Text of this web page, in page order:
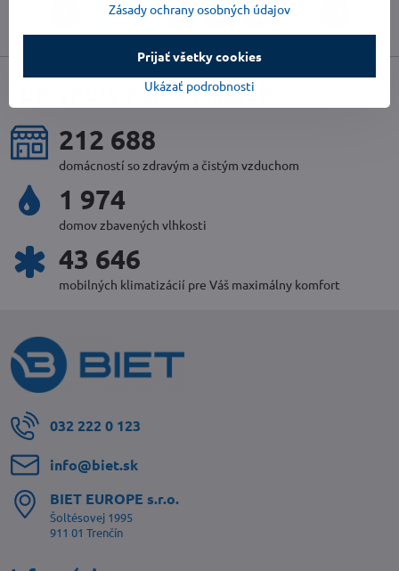
FacebookTwitterBlueskyPinterestRedditLinkedIn
uplynulý rok v číslach
230 412
domácností so zdravým a čistým vzduchom
2 128
domov zbavených vlhkosti
47 100
mobilných klimatizácií pre Váš maximálny komfort
032 222 0 123
info​@biet​.sk
BIET EUROPE s​.r​.o​.
Šoltésovej 1995
911 01 Trenčín
Zásady ochrany osobných údajov
Ukázať podrobnosti
Prijať všetky cookies